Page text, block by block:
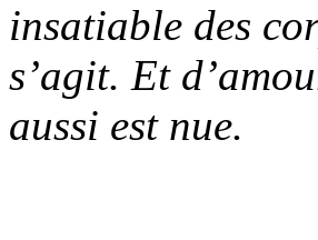
insatiable des
s’agit. Et
aussi est nue.